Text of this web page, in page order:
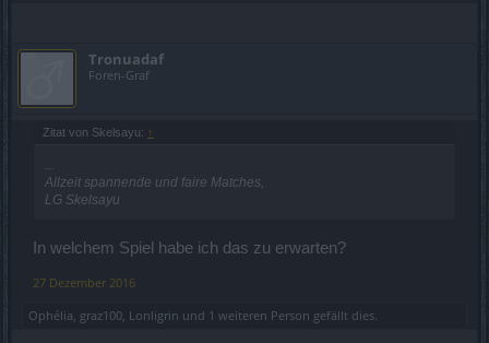
Tronuadaf
Foren-Graf
Zitat von Skelsayu: ↑
...
Allzeit spannende und faire Matches,
LG Skelsayu
In welchem Spiel habe ich das zu erwarten?
27 Dezember 2016
Ophélia graz100 Lonligrin und 1 weiteren Person gefällt dies.